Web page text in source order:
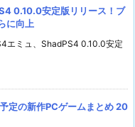
0.10.0安定版リリース！ブ
に向上
エミュ、ShadPS4 0.10.0安定
定の新作PCゲームまとめ 20